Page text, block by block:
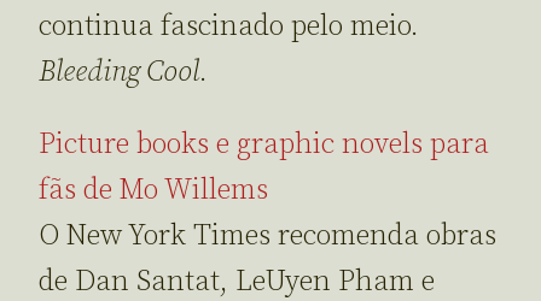
continua fascinado pelo meio.
Bleeding Cool.
Picture books e graphic novels para
fãs de Mo Willems
O New York Times recomenda obras
de Dan Santat, LeUyen Pham e